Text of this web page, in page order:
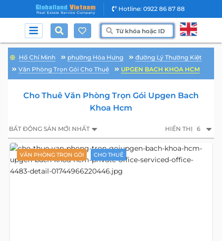
Hotline: 0922 86 87 88
Hồ Chí Minh phường Hòa Hưng
đường Lý Thường Kiệt
Văn Phòng Trọn Gói Cho Thuê
UPGEN BACH KHOA HCM
Cho Thuê Văn Phòng Trọn Gói Upgen Bach
Khoa Hcm
BẤT ĐỘNG SẢN MỚI NHẤT HIỂN THỊ 6
VĂN PHÒNG TRỌN GÓI CHO THUÊ